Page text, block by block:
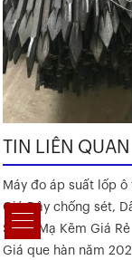
TIN LIÊN QUAN
Máy đo áp suất lốp
Giá Dây chống sét,
Sắt V Mạ Kẽm Giá Rẻ
Giá que hàn năm